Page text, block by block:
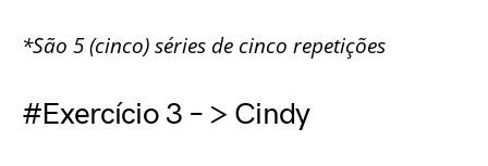
*São 5 (cinco) séries de cinco repetições
#Exercício 3 – > Cindy